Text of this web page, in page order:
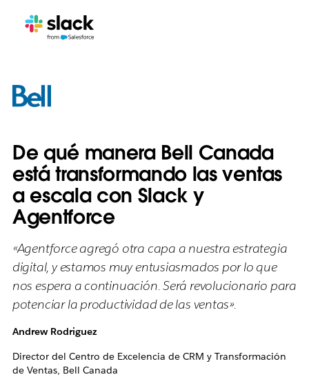
De qué manera Bell Canada
está transformando las ventas
a escala con Slack y
Agentforce
«Agentforce agregó otra capa a nuestra estrategia
digital, y estamos muy entusiasmados por lo que
nos espera a continuación. Será revolucionario para
potenciar la productividad de las ventas».
Andrew Rodriguez
Director del Centro de Excelencia de CRM y Transformación
de Ventas, Bell Canada